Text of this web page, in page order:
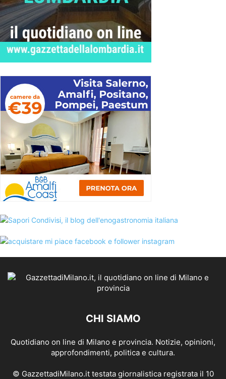
CHI SIAMO
Quotidiano on line di Milano e provincia. Notizie, opinioni,
approfondimenti, politica e cultura.
© GazzettadiMilano.it testata giornalistica registrata il 10